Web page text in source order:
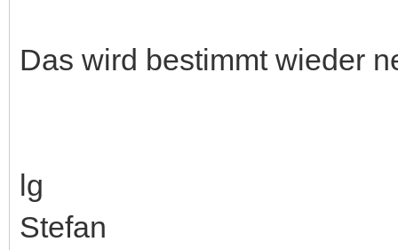
Das wird bestimmt wieder
lg
Stefan